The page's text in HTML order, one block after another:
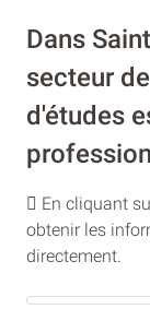
Dans
secteur
d'études
En cliquant
obtenir les
directement.